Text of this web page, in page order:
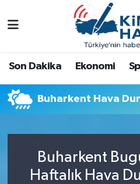
Son Dakika Ekonomi
Buharkent Hava
Buharkent
Haftalık Hava
Antalya
Dünya
Eğitim
Nöbetçi Eczaneler
Namaz Vakitleri
Trafik Durumu
Süper Lig Puan